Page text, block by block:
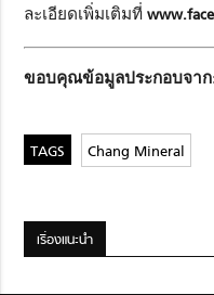
ละเอียดเพิ่มเติมที่
ขอบคุณข้อมูลประกอบจาก
Chang Mineral
เรื่องแนะนำ